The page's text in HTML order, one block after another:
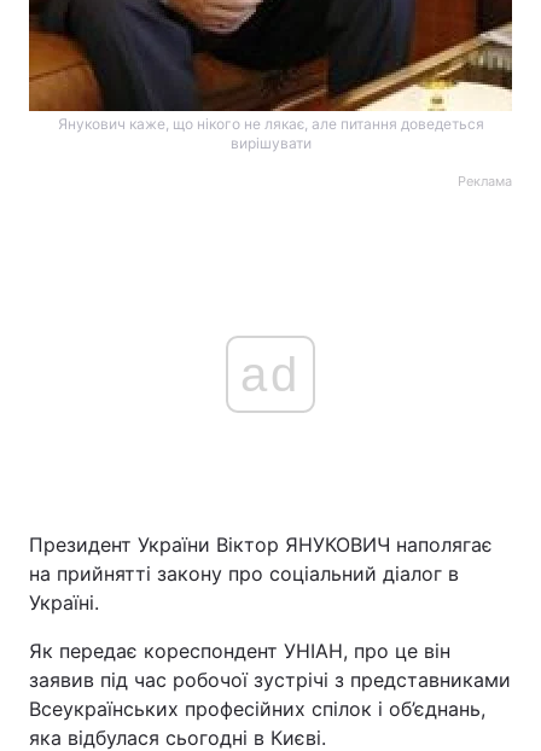
Янукович каже, що нікого не лякає, але питання доведеться
вирішувати
Реклама
ad
Президент України Віктор ЯНУКОВИЧ наполягає
на прийнятті закону про соціальний діалог в
Україні.
Як передає кореспондент УНІАН, про це він
заявив під час робочої зустрічі з представниками
Всеукраїнських професійних спілок і об’єднань,
яка відбулася сьогодні в Києві.